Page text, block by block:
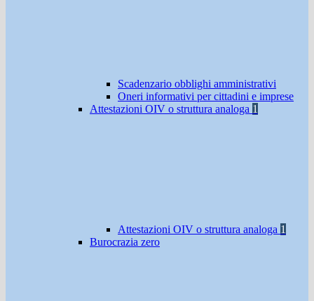
Scadenzario obblighi amministrativi
Oneri informativi per cittadini e imprese
Attestazioni OIV o struttura analoga 1
Attestazioni OIV o struttura analoga 1
Burocrazia zero